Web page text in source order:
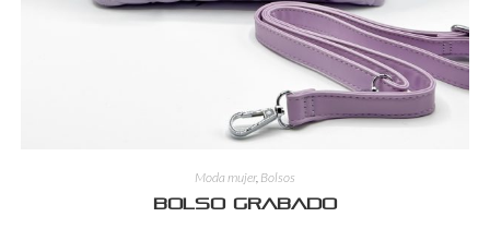
Moda mujer, Bolsos
Bolso grabado